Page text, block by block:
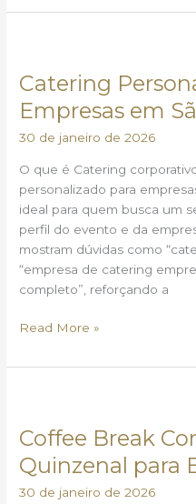
Catering
Empresas em
30 de janeiro de 2026
O que é Catering
personalizado para
ideal para quem busca um
perfil do evento e da
mostram dúvidas como
“empresa de catering
completo”, reforçando a
para
Empresas
em
São
Read More »
Coffee Break
Quinzenal para
30 de janeiro de 2026
Corporativo
Quinzenal
para
Empresas